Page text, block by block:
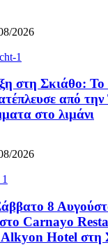
2026
στη Σκιάθο:
από
στο λιμάνι
2026
8
στο Carnayo
Hotel στη